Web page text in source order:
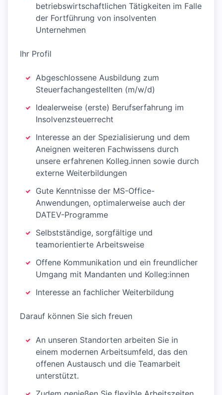
betriebswirtschaftlichen Tätigkeiten im Falle
der Fortführung von insolventen
Unternehmen
Ihr Profil
Abgeschlossene Ausbildung zum
Steuerfachangestellten (m/w/d)
Idealerweise (erste) Berufserfahrung im
Insolvenzsteuerrecht
Interesse an der Spezialisierung und dem
Aneignen weiteren Fachwissens durch
unsere erfahrenen Kolleg.innen sowie durch
externe Weiterbildungen
Gute Kenntnisse der MS-Office-
Anwendungen, optimalerweise auch der
DATEV-Programme
Selbstständige, sorgfältige und
teamorientierte Arbeitsweise
Offene Kommunikation und ein freundlicher
Umgang mit Mandanten und Kolleg:innen
Interesse an fachlicher Weiterbildung
Darauf können Sie sich freuen
An unseren Standorten arbeiten Sie in
einem modernen Arbeitsumfeld, das den
offenen Austausch und die Teamarbeit
unterstützt.